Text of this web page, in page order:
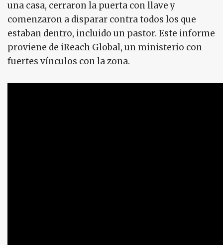
una casa, cerraron la puerta con llave y
comenzaron a disparar contra todos los que
estaban dentro, incluido un pastor. Este informe
proviene de iReach Global, un ministerio con
fuertes vínculos con la zona.